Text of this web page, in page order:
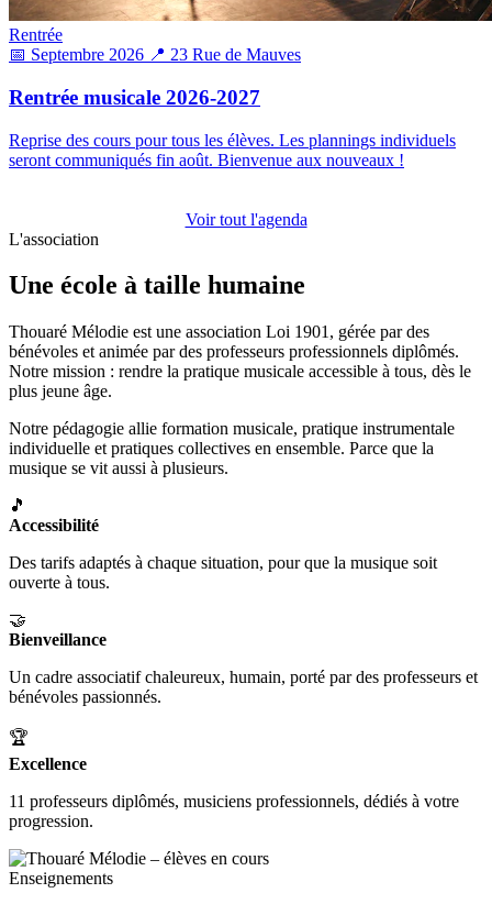
Rentrée
📅 Septembre 2026 📍 23 Rue de Mauves
Rentrée musicale 2026-2027
Reprise des cours pour tous les élèves. Les plannings individuels
seront communiqués fin août. Bienvenue aux nouveaux !
Voir tout l'agenda
L'association
Une école à taille humaine
Thouaré Mélodie est une association Loi 1901, gérée par des
bénévoles et animée par des professeurs professionnels diplômés.
Notre mission : rendre la pratique musicale accessible à tous, dès le
plus jeune âge.
Notre pédagogie allie formation musicale, pratique instrumentale
individuelle et pratiques collectives en ensemble. Parce que la
musique se vit aussi à plusieurs.
🎵
Accessibilité
Des tarifs adaptés à chaque situation, pour que la musique soit
ouverte à tous.
🤝
Bienveillance
Un cadre associatif chaleureux, humain, porté par des professeurs et
bénévoles passionnés.
🏆
Excellence
11 professeurs diplômés, musiciens professionnels, dédiés à votre
progression.
Enseignements